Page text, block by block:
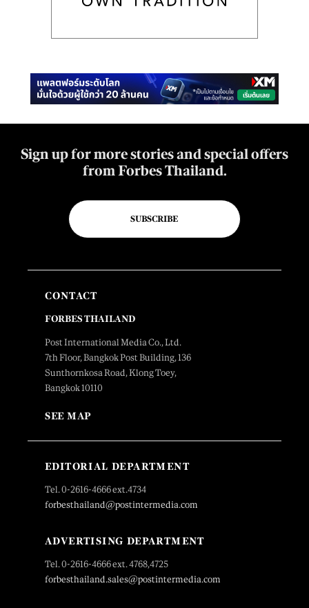
Sign up for more stories and special offers
from Forbes Thailand.
SUBSCRIBE
CONTACT
FORBES THAILAND
Post International Media Co., Ltd.
7th Floor, Bangkok Post Building, 136
Sunthornkosa Road, Klong Toey,
Bangkok 10110
SEE MAP
EDITORIAL DEPARTMENT
Tel. 0-2616-4666 ext.4734
forbesthailand@postintermedia.com
ADVERTISING DEPARTMENT
Tel. 0-2616-4666 ext. 4768,4725
forbesthailand.sales@postintermedia.com